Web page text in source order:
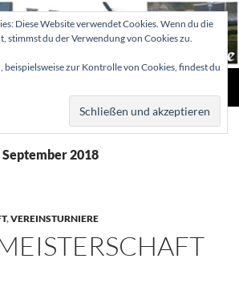
MENÜ
2018
,VEREINSTURNIERE
Diese Website verwendet Cookies. Wenn du die
stimmst du der Verwendung von Cookies zu.
zur Kontrolle von Cookies, findest du